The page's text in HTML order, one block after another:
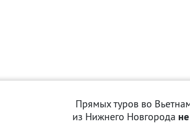
Прямых туров во
из Нижнего Новгорода